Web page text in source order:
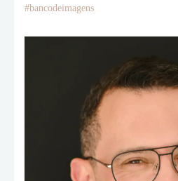
#bancodeimagens